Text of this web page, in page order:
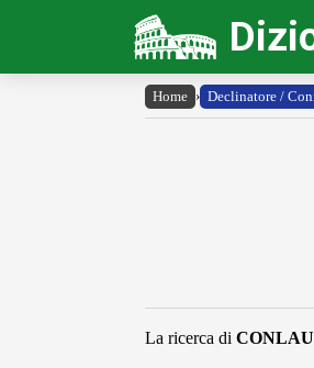
Home › Declinatore /
La ricerca di